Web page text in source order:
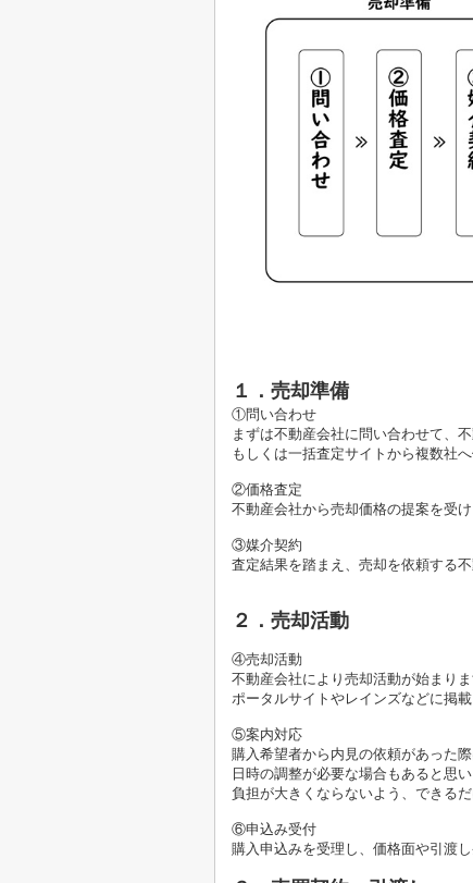
１．売却準備
①問い合わせ
まずは不動産会社に問い合わせて、
もしくは一括査定サイトから複数社
②価格査定
不動産会社から売却価格の提案を受け
③媒介契約
査定結果を踏まえ、売却を依頼する
２．売却活動
④売却活動
不動産会社により売却活動が始まりま
ポータルサイトやレインズなどに掲
⑤案内対応
購入希望者から内見の依頼があった
日時の調整が必要な場合もあると思い
負担が大きくならないよう、できる
⑥申込み受付
購入申込みを受理し、価格面や引渡